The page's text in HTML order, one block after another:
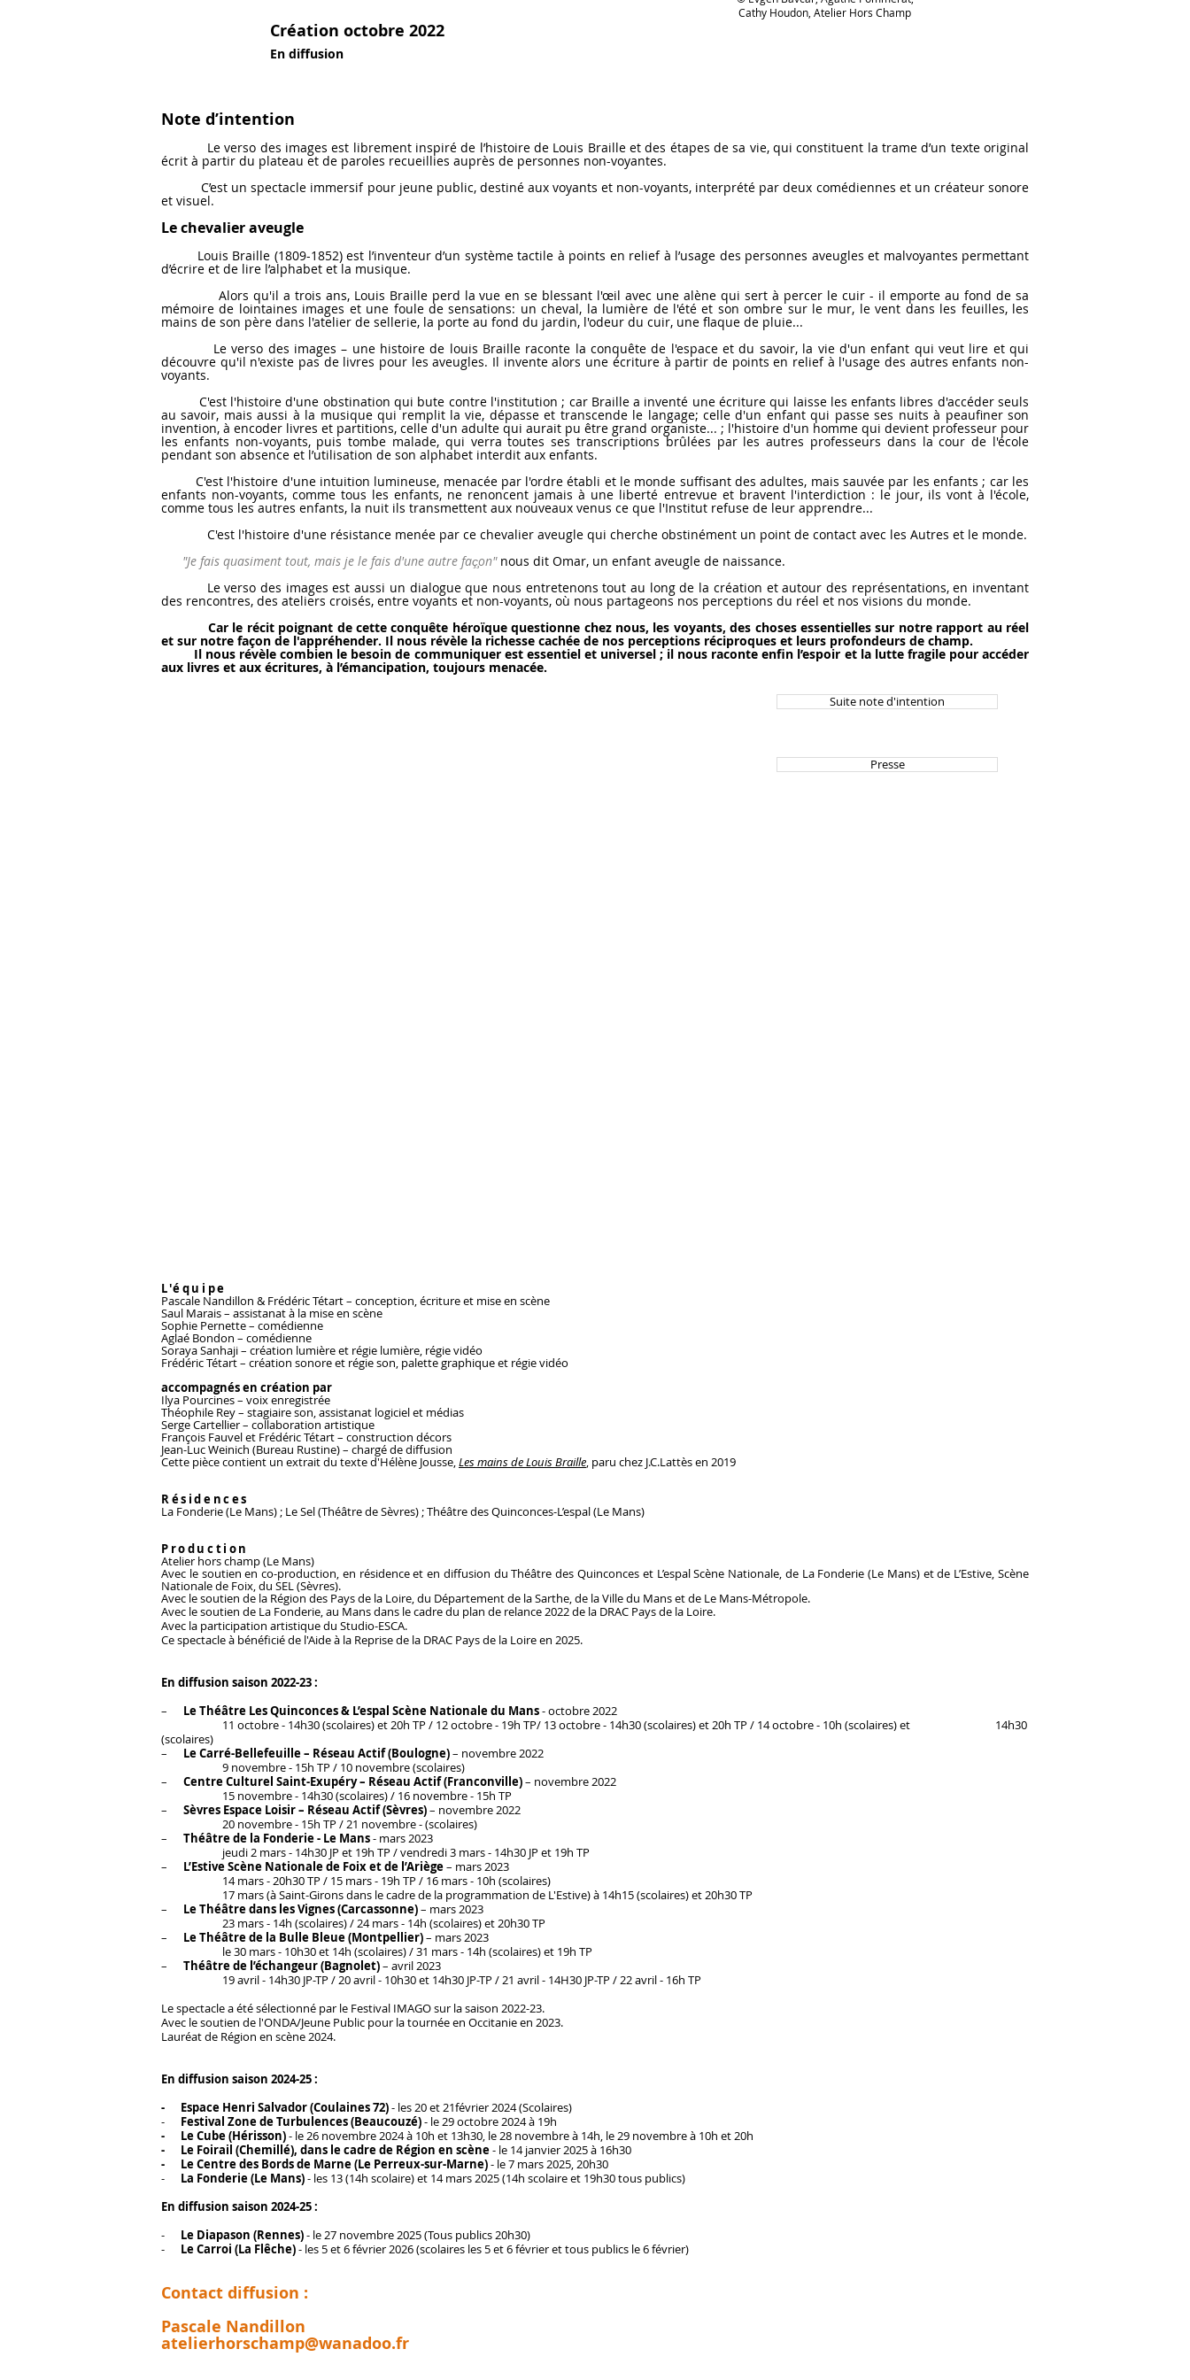
Cathy Houdon, Atelier Hors Champ
Création octobre 2022
En diffusion
Note d’intention
Le verso des images est librement inspiré de l’histoire de Louis Braille et des étapes de sa vie, qui constituent la trame d’un texte original
écrit à partir du plateau et de paroles recueillies auprès de personnes non-voyantes.
C’est un spectacle immersif pour jeune public, destiné aux voyants et non-voyants, interprété par deux comédiennes et un créateur sonore
et visuel.
Le chevalier aveugle
Louis Braille (1809-1852) est l’inventeur d’un système tactile à points en relief à l’usage des personnes aveugles et malvoyantes permettant
d’écrire et de lire l’alphabet et la musique.
Alors qu'il a trois ans, Louis Braille perd la vue en se blessant l'œil avec une alène qui sert à percer le cuir - il emporte au fond de sa
mémoire de lointaines images et une foule de sensations: un cheval, la lumière de l'été et son ombre sur le mur, le vent dans les feuilles, les
mains de son père dans l'atelier de sellerie, la porte au fond du jardin, l'odeur du cuir, une flaque de pluie...
Le verso des images – une histoire de louis Braille raconte la conquête de l'espace et du savoir, la vie d'un enfant qui veut lire et qui
découvre qu'il n'existe pas de livres pour les aveugles. Il invente alors une écriture à partir de points en relief à l'usage des autres enfants non-
voyants.
C'est l'histoire d'une obstination qui bute contre l'institution ; car Braille a inventé une écriture qui laisse les enfants libres d'accéder seuls
au savoir, mais aussi à la musique qui remplit la vie, dépasse et transcende le langage; celle d'un enfant qui passe ses nuits à peaufiner son
invention, à encoder livres et partitions, celle d'un adulte qui aurait pu être grand organiste... ; l'histoire d'un homme qui devient professeur pour
les enfants non-voyants, puis tombe malade, qui verra toutes ses transcriptions brûlées par les autres professeurs dans la cour de l'école
pendant son absence et l’utilisation de son alphabet interdit aux enfants.
C'est l'histoire d'une intuition lumineuse, menacée par l'ordre établi et le monde suffisant des adultes, mais sauvée par les enfants ; car les
enfants non-voyants, comme tous les enfants, ne renoncent jamais à une liberté entrevue et bravent l'interdiction : le jour, ils vont à l'école,
comme tous les autres enfants, la nuit ils transmettent aux nouveaux venus ce que l'Institut refuse de leur apprendre...
C'est l'histoire d'une résistance menée par ce chevalier aveugle qui cherche obstinément un point de contact avec les Autres et le monde.
"Je fais quasiment tout, mais je le fais d'une autre faç̧on" nous dit Omar, un enfant aveugle de naissance.
Le verso des images est aussi un dialogue que nous entretenons tout au long de la création et autour des représentations, en inventant
des rencontres, des ateliers croisés, entre voyants et non-voyants, où nous partageons nos perceptions du réel et nos visions du monde.
Car le récit poignant de cette conquête héroïque questionne chez nous, les voyants, des choses essentielles sur notre rapport au réel
et sur notre façon de l'appréhender. Il nous révèle la richesse cachée de nos perceptions réciproques et leurs profondeurs de champ.
Il nous révèle combien le besoin de communiquer est essentiel et universel ; il nous raconte enfin l’espoir et la lutte fragile pour accéder
aux livres et aux écritures, à l’émancipation, toujours menacée.
Suite note d'intention
Presse
L'équipe
Pascale Nandillon & Frédéric Tétart – conception, écriture et mise en scène
Saul Marais – assistanat à la mise en scène
Sophie Pernette – comédienne
Aglaé Bondon – comédienne
Soraya Sanhaji – création lumière et régie lumière, régie vidéo
Frédéric Tétart – création sonore et régie son, palette graphique et régie vidéo
accompagnés en création par
Ilya Pourcines – voix enregistrée
Théophile Rey – stagiaire son, assistanat logiciel et médias
Serge Cartellier – collaboration artistique
François Fauvel et Frédéric Tétart – construction décors
Jean-Luc Weinich (Bureau Rustine) – chargé de diffusion
Cette pièce contient un extrait du texte d'Hélène Jousse,Les mains de Louis Braille, paru chez J.C.Lattès en 2019
Résidences
La Fonderie (Le Mans) ; Le Sel (Théâtre de Sèvres) ; Théâtre des Quinconces-L’espal (Le Mans)
Production
Atelier hors champ (Le Mans)
Avec le soutien en co-production, en résidence et en diffusion du Théâtre des Quinconces et L’espal Scène Nationale, de La Fonderie (Le Mans) et de L’Estive, Scène
Nationale de Foix, du SEL (Sèvres).
Avec le soutien de la Région des Pays de la Loire, du Département de la Sarthe, de la Ville du Mans et de Le Mans-Métropole.
Avec le soutien de La Fonderie, au Mans dans le cadre du plan de relance 2022 de la DRAC Pays de la Loire.
Avec la participation artistique du Studio-ESCA.
Ce spectacle à bénéficié de l'Aide à la Reprise de la DRAC Pays de la Loire en 2025.
En diffusion saison 2022-23 :
– LeThéâtre Les Quinconces & L’espal Scène Nationale du Mans- octobre 2022
11 octobre - 14h30 (scolaires) et 20h TP / 12 octobre - 19h TP/ 13 octobre - 14h30 (scolaires) et 20h TP / 14 octobre - 10h (scolaires) et 14h30
(scolaires)
– Le Carré-Bellefeuille– Réseau Actif (Boulogne)– novembre 2022
9 novembre - 15h TP / 10 novembre (scolaires)
– Centre Culturel Saint-Exupéry– Réseau Actif (Franconville)– novembre 2022
15 novembre - 14h30 (scolaires) / 16 novembre - 15h TP
– Sèvres Espace Loisir – Réseau Actif (Sèvres)– novembre 2022
20 novembre - 15h TP / 21 novembre - (scolaires)
–
Théâtre de la Fonderie - Le Mans- mars 2023
jeudi 2 mars - 14h30 JP et 19h TP / vendredi 3 mars - 14h30 JP et 19h TP
– L’Estive Scène Nationale de Foix et de l’Ariège– mars 2023
14 mars - 20h30 TP / 15 mars - 19h TP / 16 mars - 10h (scolaires)
17 mars (à Saint-Girons dans le cadre de la programmation de L'Estive) à 14h15 (scolaires) et 20h30 TP
– Le Théâtre dans les Vignes (Carcassonne)– mars 2023
23 mars - 14h (scolaires) / 24 mars - 14h (scolaires) et 20h30 TP
– Le Théâtre de la Bulle Bleue (Montpellier)– mars 2023
le 30 mars - 10h30 et 14h (scolaires) / 31 mars - 14h (scolaires) et 19h TP
– Théâtre de l’échangeur (Bagnolet)– avril 2023
19 avril - 14h30 JP-TP / 20 avril - 10h30 et 14h30 JP-TP / 21 avril - 14H30 JP-TP / 22 avril - 16h TP
Le spectacle a été sélectionné par le Festival IMAGO sur la saison 2022-23.
Avec le soutien de l'ONDA/Jeune Public pour la tournée en Occitanie en 2023.
Lauréat de Région en scène 2024.
En diffusion saison 2024-25 :
- Espace Henri Salvador (Coulaines 72)- les 20 et 21février 2024 (Scolaires)
- Festival Zone de Turbulences (Beaucouzé)- le 29 octobre 2024 à 19h
- Le Cube (Hérisson)- le 26 novembre 2024 à 10h et 13h30, le 28 novembre à 14h, le 29 novembre à 10h et 20h
- Le Foirail (Chemillé), dans le cadre de Région en scène- le 14 janvier 2025 à 16h30
- Le Centre des Bords de Marne (Le Perreux-sur-Marne)- le 7 mars 2025, 20h30
-
La Fonderie (Le Mans)- les 13 (14h scolaire) et 14 mars 2025 (14h scolaire et 19h30 tous publics)
En diffusion saison 2024-25 :
-
Le Diapason (Rennes)- le 27 novembre 2025 (Tous publics 20h30)
-
Le Carroi (La Flêche)- les 5 et 6 février 2026 (scolaires les 5 et 6 février et tous publics le 6 février)
Contact diffusion :
Pascale Nandillon
atelierhorschamp@wanadoo.fr